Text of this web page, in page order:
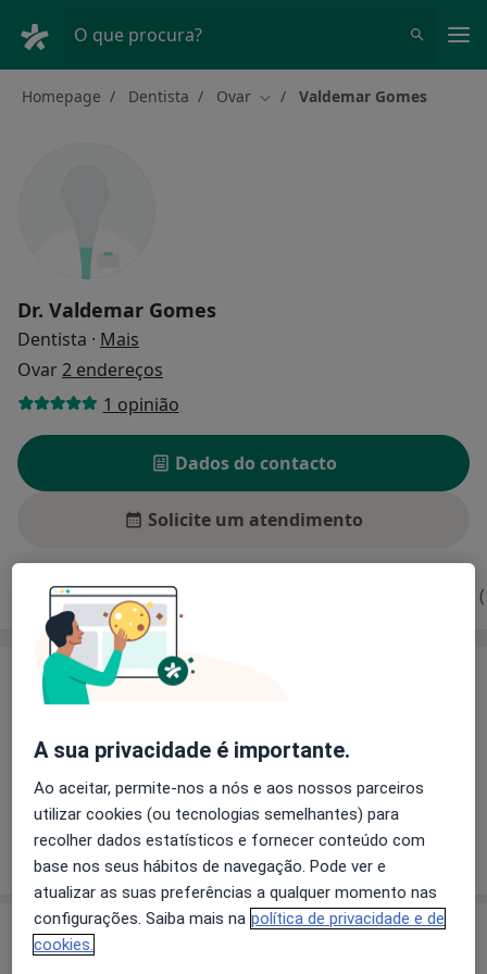
O que procura?
Homepage Dentista Ovar Mudar de cidade
Valdemar Gomes
Dr. Valdemar Gomes
Dentista · Mais
Ovar2 endereços
1 opinião
Dados do contacto
Solicite um atendimento
Experiência Preços Opiniões
Experiência
Especialista em Estomatologia Especialista em
Ortodontia pela OM Pós-Graduado em Implantologia
Pós-Graduado em Medicina da Dor pela FMUP Pós-
Graduado em Hidrologia/Climatologia pela FMUP
Mostrar mais detalhes
sobre a experiência
Preços
A sua privacidade é importante.
Ao aceitar, permite-nos a nós e aos nossos parceiros
utilizar cookies (ou tecnologias semelhantes) para
recolher dados estatísticos e fornecer conteúdo com
base nos seus hábitos de navegação. Pode ver e
atualizar as suas preferências a qualquer momento nas
configurações. Saiba mais na política de privacidade e de
cookies.